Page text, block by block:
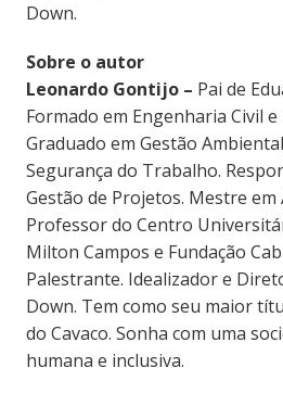
Down.
Sobre o autor
Leonardo Gontijo – Pai de
Formado em Engenharia Civil
Graduado em Gestão
Segurança do Trabalho.
Gestão de Projetos. Mestre em
Professor do Centro
Milton Campos e Fundação
Palestrante. Idealizador e
Down. Tem como seu maior
do Cavaco. Sonha com uma
humana e inclusiva.